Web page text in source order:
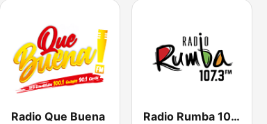
Radio Que Buena Radio Rumba 107.3 FM